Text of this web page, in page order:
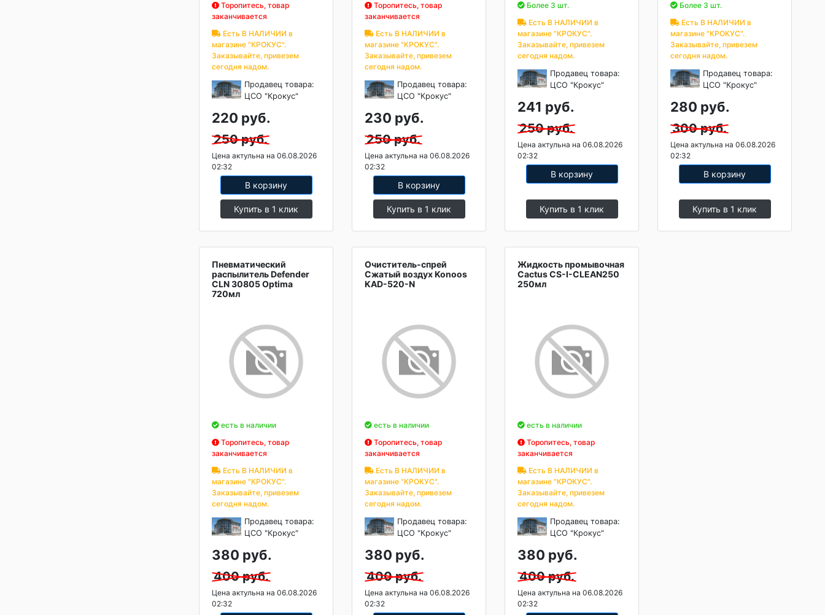
Торопитесь, товар
заканчивается
Есть В НАЛИЧИИ в
магазине "КРОКУС".
Заказывайте, привезем
сегодня надом.
Продавец товара:
ЦСО "Крокус"
220 руб.
250 руб.
Цена актульна на 06.08.2026
02:32
В корзину
Купить в 1 клик
Торопитесь, товар
заканчивается
Есть В НАЛИЧИИ в
магазине "КРОКУС".
Заказывайте, привезем
сегодня надом.
Продавец товара:
ЦСО "Крокус"
230 руб.
250 руб.
Цена актульна на 06.08.2026
02:32
В корзину
Купить в 1 клик
Более 3 шт.
Есть В НАЛИЧИИ в
магазине "КРОКУС".
Заказывайте, привезем
сегодня надом.
Продавец товара:
ЦСО "Крокус"
241 руб.
250 руб.
Цена актульна на 06.08.2026
02:32
В корзину
Купить в 1 клик
Более 3 шт.
Есть В НАЛИЧИИ в
магазине "КРОКУС".
Заказывайте, привезем
сегодня надом.
Продавец товара:
ЦСО "Крокус"
280 руб.
300 руб.
Цена актульна на 06.08.2026
02:32
В корзину
Купить в 1 клик
Пневматический
распылитель Defender
CLN 30805 Optima
720мл
есть в наличии
Торопитесь, товар
заканчивается
Есть В НАЛИЧИИ в
магазине "КРОКУС".
Заказывайте, привезем
сегодня надом.
Продавец товара:
ЦСО "Крокус"
380 руб.
400 руб.
Цена актульна на 06.08.2026
02:32
Очиститель-спрей
Сжатый воздух Konoos
KAD-520-N
есть в наличии
Торопитесь, товар
заканчивается
Есть В НАЛИЧИИ в
магазине "КРОКУС".
Заказывайте, привезем
сегодня надом.
Продавец товара:
ЦСО "Крокус"
380 руб.
400 руб.
Цена актульна на 06.08.2026
02:32
Жидкость промывочная
Cactus CS-I-CLEAN250
250мл
есть в наличии
Торопитесь, товар
заканчивается
Есть В НАЛИЧИИ в
магазине "КРОКУС".
Заказывайте, привезем
сегодня надом.
Продавец товара:
ЦСО "Крокус"
380 руб.
400 руб.
Цена актульна на 06.08.2026
02:32